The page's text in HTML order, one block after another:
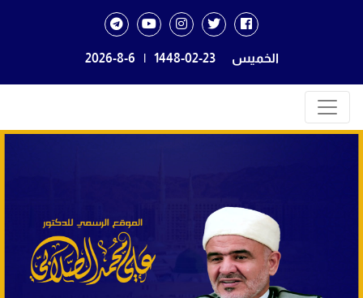
الخميس 1448-02-23
|
2026-8-6